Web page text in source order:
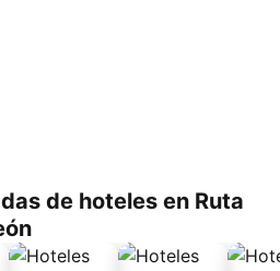
de hoteles en Ruta